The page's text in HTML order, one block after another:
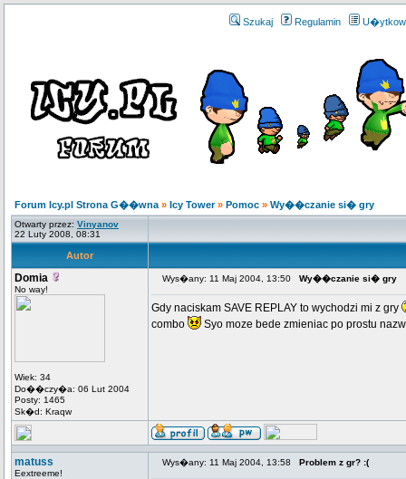
Szukaj Regulamin
Forum Icy.pl Strona G��wna » Icy Tower» Pomoc » Wy��czanie si� gry
Otwarty przez: Vinyanov
22 Luty 2008, 08:31
Autor
Domia
No way!
Wiek: 34
Do��czy�a: 06 Lut 2004
Posty: 1465
Sk�d: Kraqw
Wys�any: 11 Maj 2004, 13:50 Wy��czanie si� gry
Gdy naciskam SAVE REPLAY to wychodzi mi z gry
combo
Syo moze bede zmieniac po prostu
matuss
Eextreeme!
Wys�any: 11 Maj 2004, 13:58 Problem z gr? :(